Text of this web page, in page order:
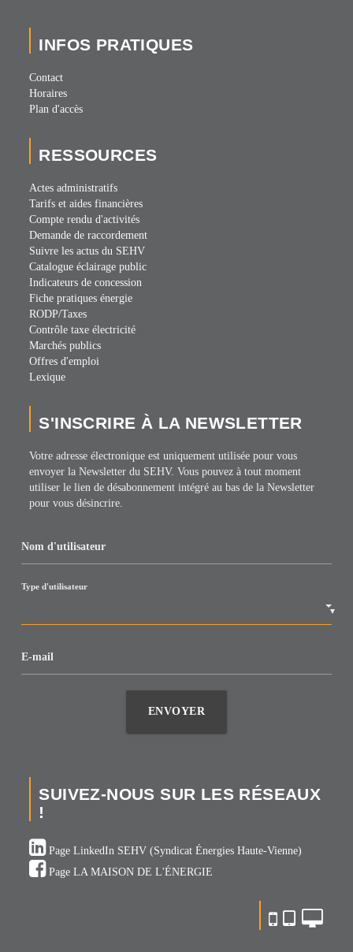
INFOS PRATIQUES
Contact
Horaires
Plan d'accès
RESSOURCES
Actes administratifs
Tarifs et aides financières
Compte rendu d'activités
Demande de raccordement
Suivre les actus du SEHV
Catalogue éclairage public
Indicateurs de concession
Fiche pratiques énergie
RODP/Taxes
Contrôle taxe électricité
Marchés publics
Offres d'emploi
Lexique
S'INSCRIRE À LA NEWSLETTER
Votre adresse électronique est uniquement utilisée pour vous
envoyer la Newsletter du SEHV. Vous pouvez à tout moment
utiliser le lien de désabonnement intégré au bas de la Newsletter
pour vous désincrire.
Nom d'utilisateur
▼
Type d'utilisateur
E-mail
ENVOYER
SUIVEZ-NOUS SUR LES RÉSEAUX
!
Page LinkedIn SEHV (Syndicat Énergies Haute-Vienne)
Page LA MAISON DE L'ÉNERGIE